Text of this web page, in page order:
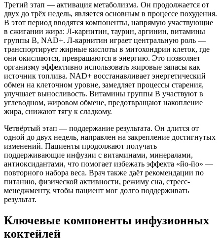
Третий этап — активация метаболизма. Он продолжается от
двух до трёх недель, является основным в процессе похудения.
В этот период вводятся компоненты, напрямую участвующие
в сжигании жира: Л-карнитин, таурин, аргинин, витамины
группы B, NAD+. Л-карнитин играет центральную роль —
транспортирует жирные кислоты в митохондрии клеток, где
они окисляются, превращаются в энергию. Это позволяет
организму эффективно использовать жировые запасы как
источник топлива. NAD+ восстанавливает энергетический
обмен на клеточном уровне, замедляет процессы старения,
улучшает выносливость. Витамины группы B участвуют в
углеводном, жировом обмене, предотвращают накопление
жира, снижают тягу к сладкому.
Четвёртый этап — поддержание результата. Он длится от
одной до двух недель, направлен на закрепление достигнутых
изменений. Пациенты продолжают получать
поддерживающие инфузии с витаминами, минералами,
антиоксидантами, что помогает избежать эффекта «йо-йо» —
повторного набора веса. Врач также даёт рекомендации по
питанию, физической активности, режиму сна, стресс-
менеджменту, чтобы пациент мог долго поддерживать
результат.
Ключевые компоненты инфузионных
коктейлей